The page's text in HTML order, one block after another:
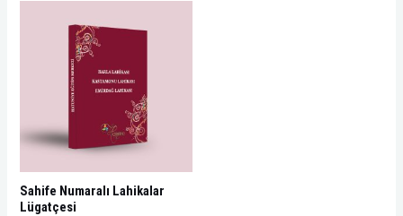
Sahife Numaralı Lahikalar
Lügatçesi